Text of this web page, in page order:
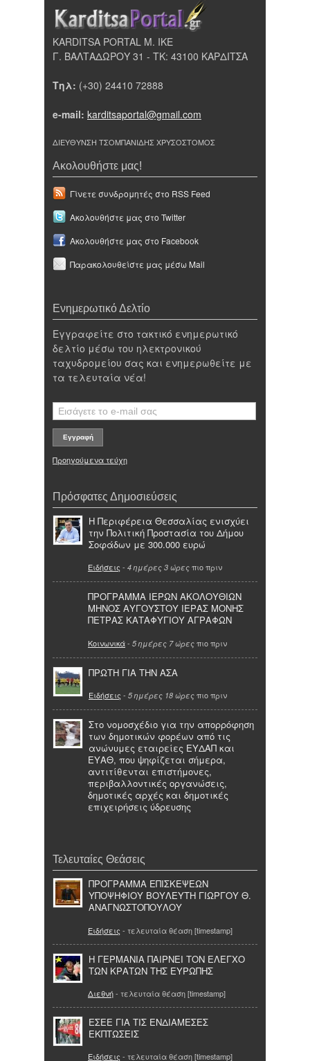
KARDITSA PORTAL Μ. ΙΚΕ
Γ. ΒΑΛΤΑΔΩΡΟΥ 31 - ΤΚ: 43100 ΚΑΡΔΙΤΣΑ
Τηλ: (+30) 24410 72888
e-mail: karditsaportal@gmail.com
ΔΙΕΥΘΥΝΣΗ ΤΣΟΜΠΑΝΙΔΗΣ ΧΡΥΣΟΣΤΟΜΟΣ
Ακολουθήστε μας!
Γίνετε συνδρομητές στο RSS Feed
Ακολουθήστε μας στο Twitter
Ακολουθήστε μας στο Facebook
Παρακολουθείστε μας μέσω Mail
Ενημερωτικό Δελτίο
Εγγραφείτε στο τακτικό ενημερωτικό
δελτίο μέσω του ηλεκτρονικού
ταχυδρομείου σας και ενημερωθείτε με
τα τελευταία νέα!
Προηγούμενα τεύχη
Πρόσφατες Δημοσιεύσεις
Η Περιφέρεια Θεσσαλίας ενισχύει
την Πολιτική Προστασία του Δήμου
Σοφάδων με 300.000 ευρώ
Ειδήσεις - 4 ημέρες 3 ώρες πιο πριν
ΠΡΟΓΡΑΜΜΑ ΙΕΡΩΝ ΑΚΟΛΟΥΘΙΩΝ
ΜΗΝΟΣ ΑΥΓΟΥΣΤΟΥ ΙΕΡΑΣ ΜΟΝΗΣ
ΠΕΤΡΑΣ ΚΑΤΑΦΥΓΙΟΥ ΑΓΡΑΦΩΝ
Κοινωνικά- 5 ημέρες 7 ώρες πιο πριν
ΠΡΩΤΗ ΓΙΑ ΤΗΝ ΑΣΑ
Ειδήσεις - 5 ημέρες 18 ώρες πιο πριν
Στο νομοσχέδιο για την απορρόφηση
των δημοτικών φορέων από τις
ανώνυμες εταιρείες ΕΥΔΑΠ και
ΕΥΑΘ, που ψηφίζεται σήμερα,
αντιτίθενται επιστήμονες,
περιβαλλοντικές οργανώσεις,
δημοτικές αρχές και δημοτικές
επιχειρήσεις ύδρευσης
Τελευταίες Θεάσεις
ΠΡΟΓΡΑΜΜΑ ΕΠΙΣΚΕΨΕΩΝ
ΥΠΟΨΗΦΙΟΥ ΒΟΥΛΕΥΤΗ ΓΙΩΡΓΟΥ Θ.
ΑΝΑΓΝΩΣΤΟΠΟΥΛΟΥ
Ειδήσεις - τελευταία θέαση [timestamp]
Η ΓΕΡΜΑΝΙΑ ΠΑΙΡΝΕΙ ΤΟΝ ΕΛΕΓΧΟ
ΤΩΝ ΚΡΑΤΩΝ ΤΗΣ ΕΥΡΩΠΗΣ
Διεθνή- τελευταία θέαση [timestamp]
ΕΣΕΕ ΓΙΑ ΤΙΣ ΕΝΔΙΑΜΕΣΕΣ
ΕΚΠΤΩΣΕΙΣ
Ειδήσεις - τελευταία θέαση [timestamp]